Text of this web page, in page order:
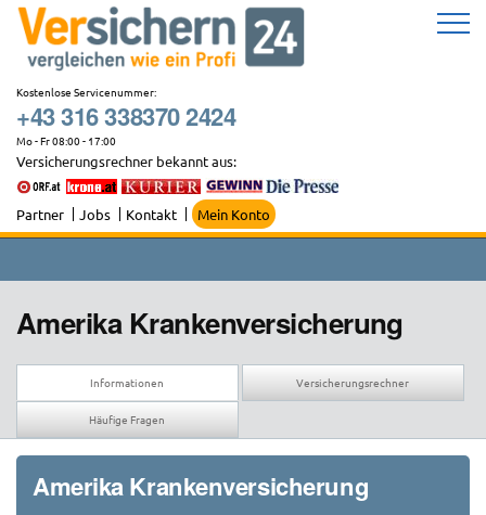
Zum
Inhalt
springen
Kostenlose Servicenummer:
+43 316 338370 2424
Mo - Fr 08:00 - 17:00
Versicherungsrechner bekannt aus:
Partner Jobs Kontakt Mein Konto
Amerika Krankenversicherung
Informationen Versicherungsrechner
Häufige Fragen
Amerika Krankenversicherung